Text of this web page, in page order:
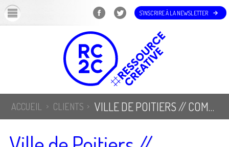
S'INSCRIRE À LA NEWSLETTER
ACCUEIL CLIENTS VILLE DE POITIERS // COMMUNICATION FORUM DES ASSOCIATIONS